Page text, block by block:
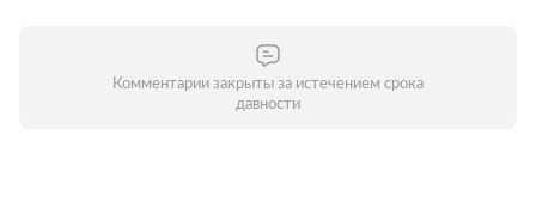
Комментарии закрыты за истечением срока
давности